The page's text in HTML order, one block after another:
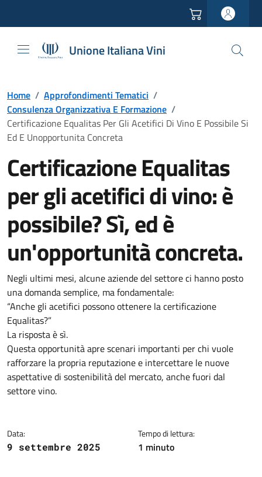
Unione Italiana Vini
Home / Approfondimenti Tematici /
Consulenza Organizzativa E Formazione /
Certificazione Equalitas Per Gli Acetifici Di Vino E Possibile Si
Ed E Unopportunita Concreta
Certificazione Equalitas
per gli acetifici di vino: è
possibile? Sì, ed è
un'opportunità concreta.
Negli ultimi mesi, alcune aziende del settore ci hanno posto
una domanda semplice, ma fondamentale:
“Anche gli acetifici possono ottenere la certificazione
Equalitas?”
La risposta è sì.
Questa opportunità apre scenari importanti per chi vuole
rafforzare la propria reputazione e intercettare le nuove
aspettative di sostenibilità del mercato, anche fuori dal
settore vino.
Data:
9 settembre 2025
Tempo di lettura:
1 minuto